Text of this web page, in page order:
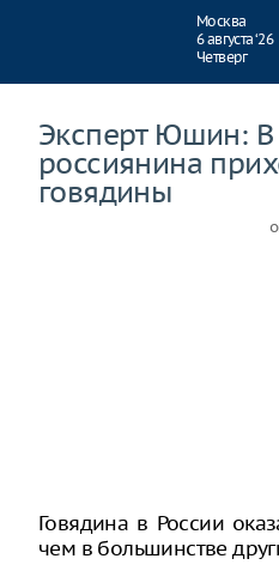
Москва
6 августа ‘26
Четверг
Эксперт Юшин: В
россиянина
говядины
Говядина в России
чем в большинстве